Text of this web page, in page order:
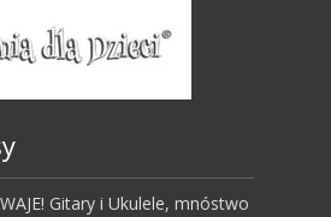
Gitary i Ukulele, mnóstwo